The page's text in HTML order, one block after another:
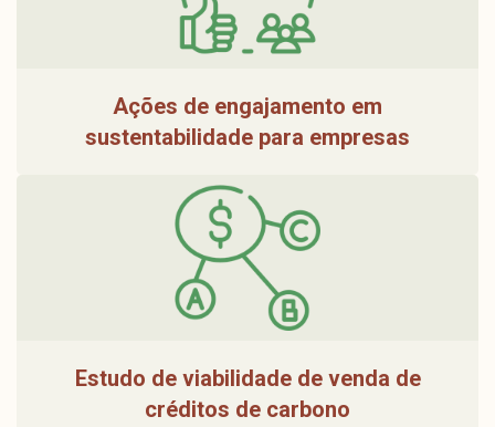
Ações de engajamento em
sustentabilidade para empresas
Estudo de viabilidade de venda de
créditos de carbono